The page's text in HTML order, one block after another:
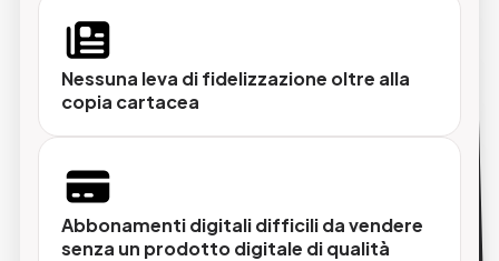
trasformando la lettura in un'esperienza
immersiva.
Gestione abbonamenti integrata
Accesso a pagamento, periodo di prova,
paywall flessibile e pacchetti combinati carta
+ digitale, tutto gestito in un unico sistema
Nessuna leva di fidelizzazione oltre alla
copia cartacea
Abbonamenti digitali difficili da vendere
senza un prodotto digitale di qualità